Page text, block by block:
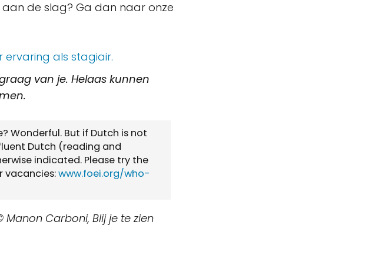
aan de slag? Ga dan naar onze
ervaring als stagiair.
van je. Helaas kunnen
Wonderful. But if Dutch is not
Dutch (reading and
indicated. Please try the
vacancies:www.foei.org/who-
Carboni, Blij je te zien